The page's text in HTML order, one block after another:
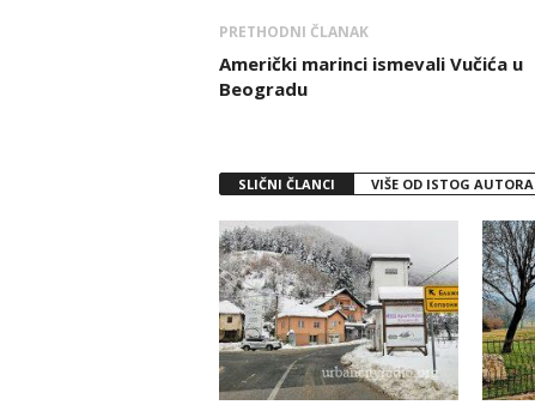
PRETHODNI ČLANAK
Američki marinci ismevali Vučića u
Beogradu
SLIČNI ČLANCI VIŠE OD ISTOG AUTORA